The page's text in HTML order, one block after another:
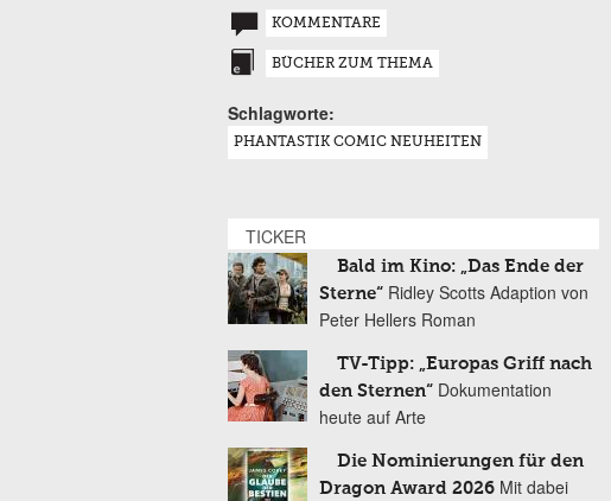
KOMMENTARE
BÜCHER ZUM THEMA
Schlagworte:
PHANTASTIK COMIC NEUHEITEN
TICKER
Bald im Kino: „Das Ende der
Sterne“ Ridley Scotts Adaption von
Peter Hellers Roman
TV-Tipp: „Europas Griff nach
den Sternen“ Dokumentation
heute auf Arte
Die Nominierungen für den
Dragon Award 2026 Mit dabei